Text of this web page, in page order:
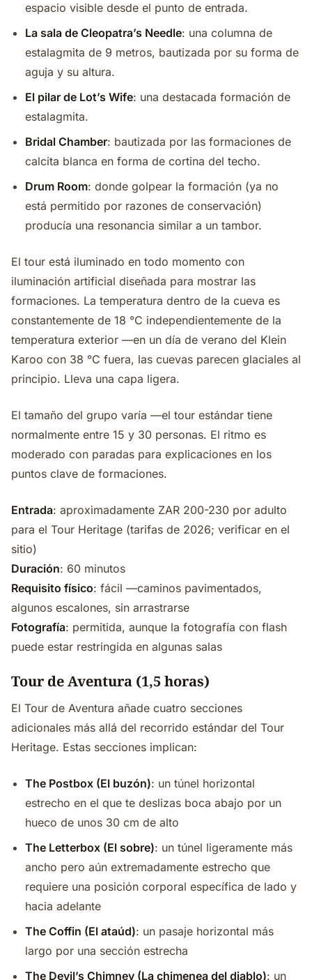
espacio visible desde el punto de entrada.
La sala de Cleopatra’s Needle: una columna de
estalagmita de 9 metros, bautizada por su forma de
aguja y su altura.
El pilar de Lot’s Wife: una destacada formación de
estalagmita.
Bridal Chamber: bautizada por las formaciones de
calcita blanca en forma de cortina del techo.
Drum Room: donde golpear la formación (ya no
está permitido por razones de conservación)
producía una resonancia similar a un tambor.
El tour está iluminado en todo momento con
iluminación artificial diseñada para mostrar las
formaciones. La temperatura dentro de la cueva es
constantemente de 18 °C independientemente de la
temperatura exterior —en un día de verano del Klein
Karoo con 38 °C fuera, las cuevas parecen glaciales al
principio. Lleva una capa ligera.
El tamaño del grupo varía —el tour estándar tiene
normalmente entre 15 y 30 personas. El ritmo es
moderado con paradas para explicaciones en los
puntos clave de formaciones.
Entrada: aproximadamente ZAR 200-230 por adulto
para el Tour Heritage (tarifas de 2026; verificar en el
sitio)
Duración: 60 minutos
Requisito físico: fácil —caminos pavimentados,
algunos escalones, sin arrastrarse
Fotografía: permitida, aunque la fotografía con flash
puede estar restringida en algunas salas
Tour de Aventura (1,5 horas)
El Tour de Aventura añade cuatro secciones
adicionales más allá del recorrido estándar del Tour
Heritage. Estas secciones implican:
The Postbox (El buzón): un túnel horizontal
estrecho en el que te deslizas boca abajo por un
hueco de unos 30 cm de alto
The Letterbox (El sobre): un túnel ligeramente más
ancho pero aún extremadamente estrecho que
requiere una posición corporal específica de lado y
hacia adelante
The Coffin (El ataúd): un pasaje horizontal más
largo por una sección estrecha
The Devil’s Chimney (La chimenea del diablo): un